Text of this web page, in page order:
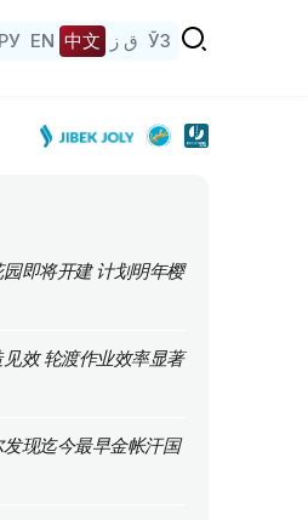
РУ EN 中文 ق ز ЎЗ
即将开建 计划明年樱
效 轮渡作业效率显著
现迄今最早金帐汗国